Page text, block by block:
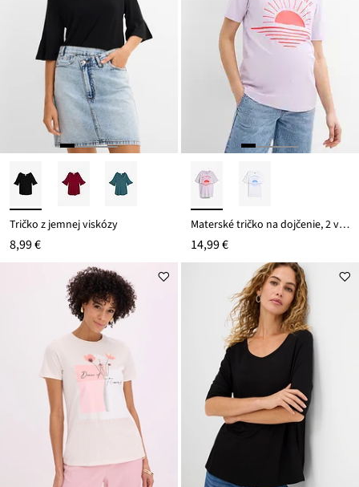
Tričko z jemnej viskózy
8,99 €
Materské tričko na dojčenie, 2 v 1, z bio bavlny
14,99 €